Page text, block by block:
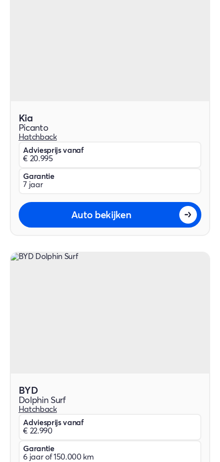
Kia
Picanto
Hatchback
Adviesprijs vanaf
€ 20.995
Garantie
7 jaar
Auto bekijken
BYD
Dolphin Surf
Hatchback
Adviesprijs vanaf
€ 22.990
Garantie
6 jaar of 150.000 km